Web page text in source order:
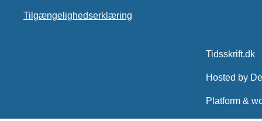
Tilgængelighedserklæring